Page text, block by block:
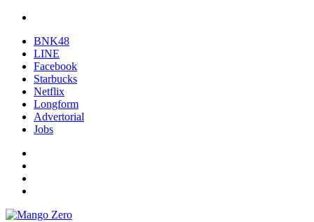
BNK48
LINE
Facebook
Starbucks
Netflix
Longform
Advertorial
Jobs